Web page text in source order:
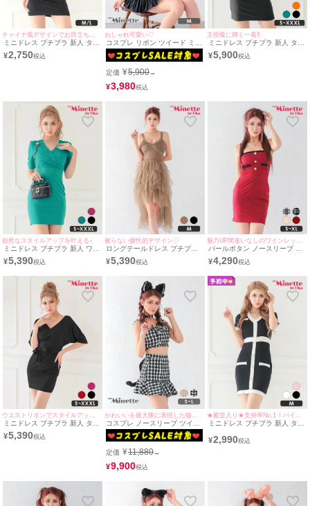
ミニドレス プチプラ 新人 タイ
ト ワンピース ホルターネック
セクシー ラウンジ 低身長 胸元
¥2,750
おしゃれ可愛い♡
コスプレ リボン ツイード ミニ
スカ キャミソール プチプラ ガ
ーリー ねこ[3点セット] (トップ
イズ)
定価 ¥5,900→
¥3,980
主役級に輝く一着!!
ミニドレス プチプラ 新人 タイ
ト ラウンジ ワンショル 低身長
胸元隠し 肩あき フリル デコル
¥5,900
自然なスタイルアップを叶える♪
ミニドレス プチプラ 新人 ワン
ピース ラウンジ 半袖 低身長
胸元隠し スナック 同伴 Vネッ
着用/S~XXXLサイズ対応） |
myMinette/マイミネット
¥5,390
被らない個性的デザイン♡
ロングテールドレス プチプラ
ギャル ワンピース セクシー シ
アー チュール 低身長 谷間 背
myMinette/マイミネット
¥5,390
パールボタン ノースリーブ セ
クシー 無地 フェイクポケット
タイト ミニドレス(Sサイズ～
レス着用) [myMinette/マイミネ
ット]
¥4,290
ミニドレス プチプラ 新人 タイ
ト ワンピース セクシー 半袖
低身長 谷間 ウエストリボン ス
¥5,390
かわいいを最大限に表現した猫コス♡
コスプレ ノースリーブ ツイー
ド セットアップ アニマル 猫
千鳥柄 フレアスカート[4点セ
ューシャ/チョーカー)(S～L)
定価 ¥11,880→
¥9,900
ミニドレス プチプラ 新人 タイ
イカラーフェイクポケット Vネ
ック シンプル キャバドレス
¥2,990